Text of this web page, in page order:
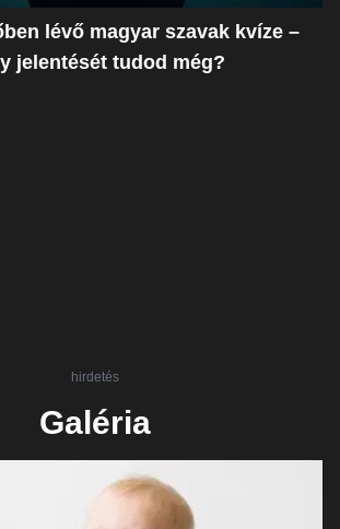
lévő magyar szavak kvíze –
jelentését tudod még?
hirdetés
Galéria